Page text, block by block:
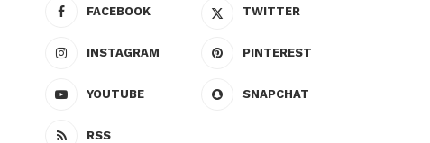
FACEBOOK TWITTER
INSTAGRAM PINTEREST
YOUTUBE SNAPCHAT
RSS